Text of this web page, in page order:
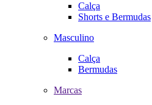
Calça
Shorts e Bermudas
Masculino
Calça
Bermudas
Marcas